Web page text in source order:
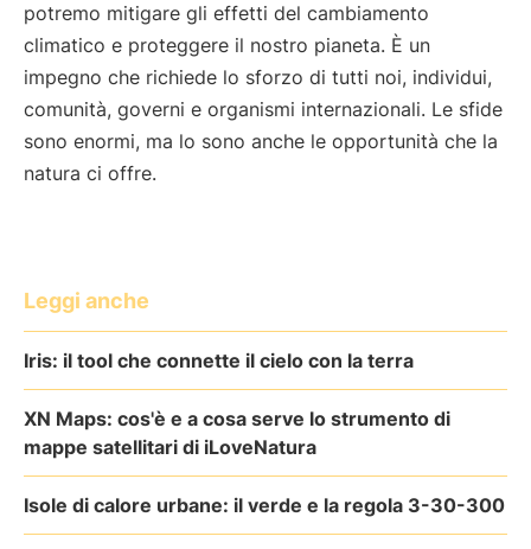
potremo mitigare gli effetti del cambiamento
climatico e proteggere il nostro pianeta. È un
impegno che richiede lo sforzo di tutti noi, individui,
comunità, governi e organismi internazionali. Le sfide
sono enormi, ma lo sono anche le opportunità che la
natura ci offre.
Leggi anche
Iris: il tool che connette il cielo con la terra
XN Maps: cos'è e a cosa serve lo strumento di
mappe satellitari di iLoveNatura
Isole di calore urbane: il verde e la regola 3-30-300